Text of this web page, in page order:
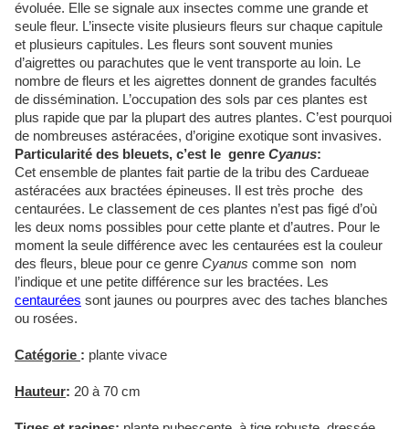
évoluée. Elle se signale aux insectes comme une grande et
seule fleur. L’insecte visite plusieurs fleurs sur chaque capitule
et plusieurs capitules. Les fleurs sont souvent munies
d’aigrettes ou parachutes que le vent transporte au loin. Le
nombre de fleurs et les aigrettes donnent de grandes facultés
de dissémination. L’occupation des sols par ces plantes est
plus rapide que par la plupart des autres plantes. C’est pourquoi
de nombreuses astéracées, d’origine exotique sont invasives.
Particularité des bleuets, c’est le genre Cyanus:
Cet ensemble de plantes fait partie de la tribu des Cardueae
astéracées aux bractées épineuses. Il est très proche des
centaurées. Le classement de ces plantes n’est pas figé d’où
les deux noms possibles pour cette plante et d’autres. Pour le
moment la seule différence avec les centaurées est la couleur
des fleurs, bleue pour ce genre Cyanus comme son nom
l’indique et une petite différence sur les bractées. Les
centaurées sont jaunes ou pourpres avec des taches blanches
ou rosées.
Catégorie : plante vivace
Hauteur: 20 à 70 cm